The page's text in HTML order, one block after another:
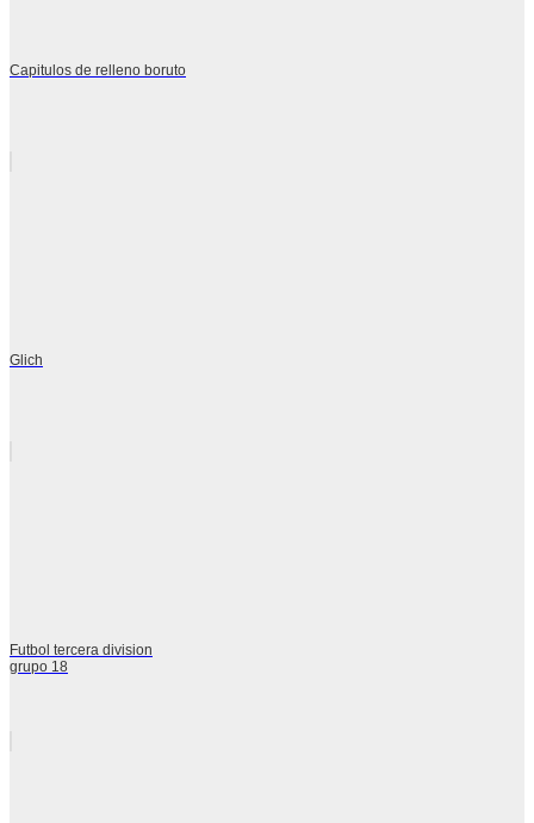
Capitulos de relleno boruto
Glich
Futbol tercera division
grupo 18